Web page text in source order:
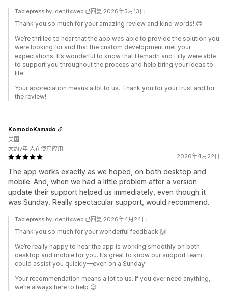
Tablepress by Identixweb 已回复 2026年5月13日
Thank you so much for your amazing review and kind words! 😊
We’re thrilled to hear that the app was able to provide the solution you
were looking for and that the custom development met your
expectations. It’s wonderful to know that Hemadri and Lilly were able
to support you throughout the process and help bring your ideas to
life.
Your appreciation means a lot to us. Thank you for your trust and for
the review!
2026年4月22日
The app works exactly as we hoped, on both desktop and
mobile. And, when we had a little problem after a version
update their support helped us immediately, even though it
was Sunday. Really spectacular support, would recommend.
KomodoKamado
美国
大约7年 人在使用应用
Tablepress by Identixweb 已回复 2026年4月24日
Thank you so much for your wonderful feedback 🙌
We’re really happy to hear the app is working smoothly on both
desktop and mobile for you. It’s great to know our support team
could assist you quickly—even on a Sunday!
Your recommendation means a lot to us. If you ever need anything,
we’re always here to help 😊